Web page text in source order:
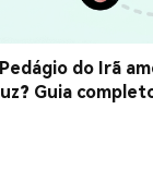
do Irã
Guia